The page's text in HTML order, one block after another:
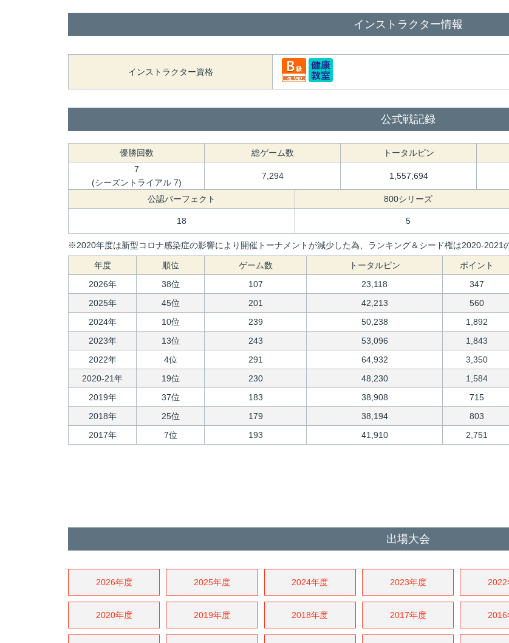
インストラクター情報
インストラクター資格
公式戦記録
優勝回数 総ゲーム数 トータルピン
7
(シーズントライアル 7)
7,294 1,557,694
公認パーフェクト 800シリーズ
18 5
※2020年度は新型コロナ感染症の影響により開催トーナメントが減少した為、ランキング＆シード権は2020-2021
年度 順位 ゲーム数 トータルピン ポイント
2026年
38位 107 23,118 347
2025年
45位 201 42,213 560
2024年
10位 239 50,238 1,892
2023年
13位 243 53,096 1,843
2022年
4位 291 64,932 3,350
2020-21年
19位 230 48,230 1,584
2019年
37位 183 38,908 715
2018年
25位 179 38,194 803
2017年
7位 193 41,910 2,751
出場大会
2026年度 2025年度 2024年度 2023年度 2022
2020年度 2019年度 2018年度 2017年度 2016